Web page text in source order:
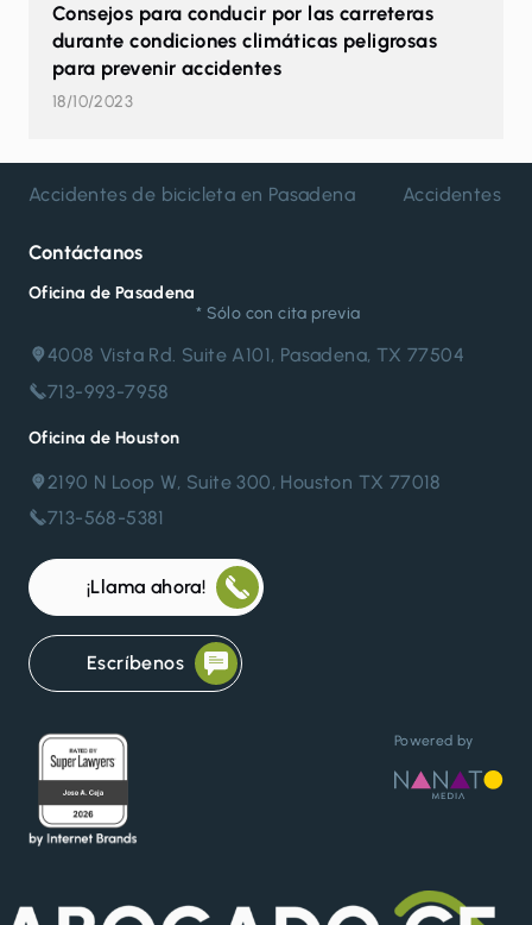
Consejos para conducir por las carreteras
durante condiciones climáticas peligrosas
para prevenir accidentes
18/10/2023
Accidentes de bicicleta en Pasadena Accidentes
Contáctanos
Oficina de Pasadena
* Sólo con cita previa
4008 Vista Rd. Suite A101, Pasadena, TX 77504
713-993-7958
Oficina de Houston
2190 N Loop W, Suite 300, Houston TX 77018
713-568-5381
¡Llama ahora!
Escríbenos
Powered by